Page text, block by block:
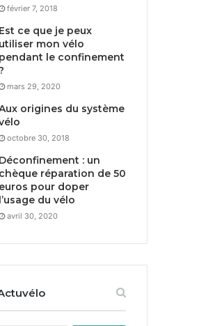
février 7, 2018
Est ce que je peux
utiliser mon vélo
pendant le confinement
mars 29, 2020
origines du système
octobre 30, 2018
Déconfinement : un
chèque réparation de50
euros pour doper
l’usage du vélo
avril 30, 2020